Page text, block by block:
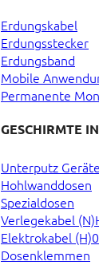
Erdungskabel
Erdungsstecker
Erdungsband
Mobile
Permanente
GESCHIRMTE
Unterputz
Hohlwanddosen
Spezialdosen
Verlegekabel
Elektrokabel
Dosenklemmen